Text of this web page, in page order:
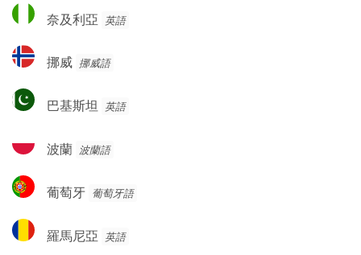
奈
及
亞
奈及利亞 英語
挪
威
挪威 挪威語
巴
基
坦
巴基斯坦 英語
波
蘭
波蘭 波蘭語
葡
萄
葡萄牙 葡萄牙語
羅
馬
羅馬尼亞 英語